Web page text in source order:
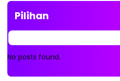
Pilihan
No posts found.